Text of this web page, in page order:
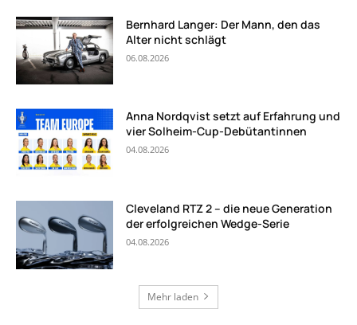
Bernhard Langer: Der Mann, den das
Alter nicht schlägt
06.08.2026
Anna Nordqvist setzt auf Erfahrung und
vier Solheim-Cup-Debütantinnen
04.08.2026
Cleveland RTZ 2 – die neue Generation
der erfolgreichen Wedge-Serie
04.08.2026
Mehr laden